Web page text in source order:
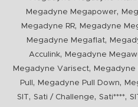
Megadyne Megapower,
Megadyne RR, Megadyne
Megadyne Megaflat,
Acculink, Megadyne
Megadyne Varisect, Megadyne
Pull
, Megadyne Pull Down,
SIT, Sati / Challenge, Sati****,